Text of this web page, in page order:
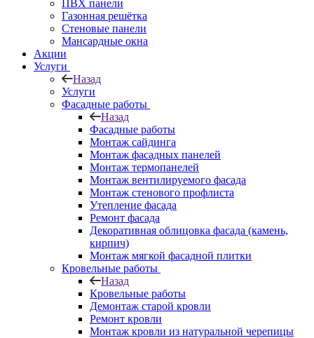
ПВХ панели
Газонная решётка
Стеновые панели
Мансардные окна
Акции
Услуги
Назад
Услуги
Фасадные работы
Назад
Фасадные работы
Монтаж сайдинга
Монтаж фасадных панелей
Монтаж термопанелей
Монтаж вентилируемого фасада
Монтаж стенового профлиста
Утепление фасада
Ремонт фасада
Декоративная облицовка фасада (камень,
кирпич)
Монтаж мягкой фасадной плитки
Кровельные работы
Назад
Кровельные работы
Демонтаж старой кровли
Ремонт кровли
Монтаж кровли из натуральной черепицы